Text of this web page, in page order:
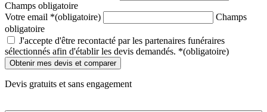
Champs obligatoire
Votre email *(obligatoire)
Champs
obligatoire
J'accepte d'être recontacté par les partenaires funéraires
sélectionnés afin d'établir les devis demandés. *(obligatoire)
Devis gratuits et sans engagement